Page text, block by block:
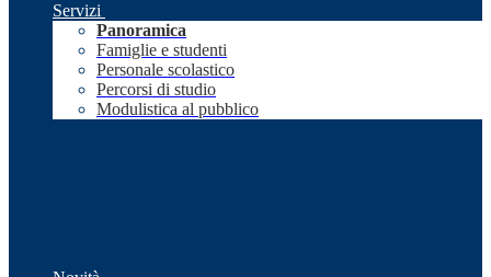
Servizi
Panoramica
Famiglie e studenti
Personale scolastico
Percorsi di studio
Modulistica al pubblico